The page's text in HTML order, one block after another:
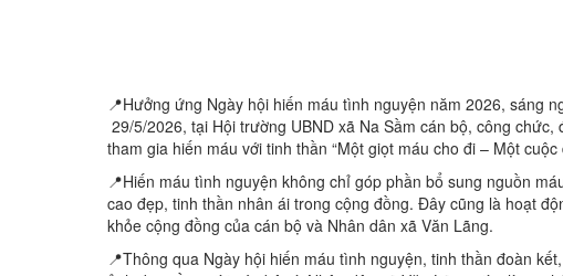
📍Hưởng ứng Ngày hội hiến máu tình nguyện năm 2026, sáng
29/5/2026, tại Hội trường UBND xã Na Sầm cán bộ, công
tham gia hiến máu với tinh thần “Một giọt máu cho đi – Một cuộc
📍Hiến máu tình nguyện không chỉ góp phần bổ sung nguồn
cao đẹp, tinh thần nhân ái trong cộng đồng. Đây cũng là hoạt
khỏe cộng đồng của cán bộ và Nhân dân xã Văn Lãng.
📍Thông qua Ngày hội hiến máu tình nguyện, tinh thần đoàn